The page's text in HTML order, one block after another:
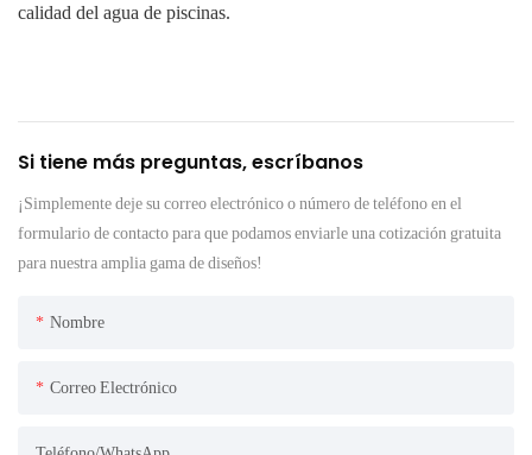
calidad del agua de piscinas.
Si tiene más preguntas, escríbanos
¡Simplemente deje su correo electrónico o número de teléfono en el
formulario de contacto para que podamos enviarle una cotización gratuita
para nuestra amplia gama de diseños!
Nombre
Correo Electrónico